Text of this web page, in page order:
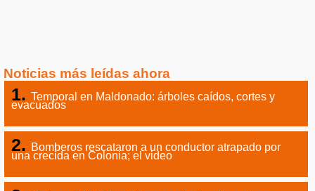
Noticias más leídas ahora
Temporal en Maldonado: árboles caídos, cortes y
evacuados
Bomberos rescataron a un conductor atrapado por
una crecida en Colonia; el video